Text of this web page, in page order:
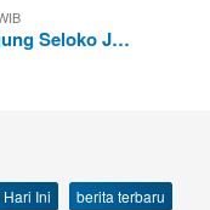
Seloko J…
Ini
berita terbaru